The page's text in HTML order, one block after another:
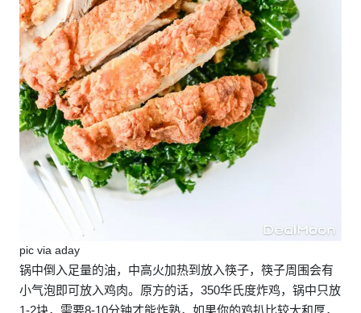
pic via aday
锅中倒入足量的油，中高火加热到放入筷子，筷子周围会有
小气泡即可放入鸡肉。原方的话，350华氏度炸鸡，锅中只放
1-2块，需要8-10分钟才能炸熟，如果你的鸡扒比较大和厚，